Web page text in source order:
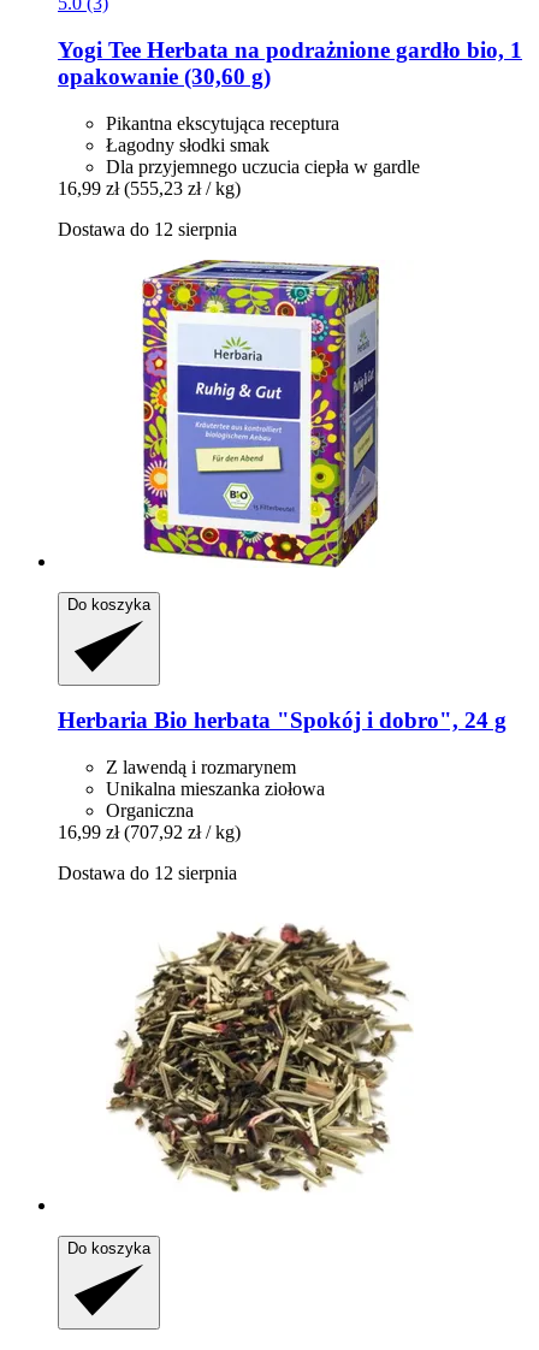
Yogi Tee Herbata na podrażnione gardło bio, 1
opakowanie (30,60 g)
Pikantna ekscytująca receptura
Łagodny słodki smak
Dla przyjemnego uczucia ciepła w gardle
16,99 zł (555,23 zł / kg)
Dostawa do 12 sierpnia
Do koszyka
Herbaria Bio herbata "Spokój i dobro", 24 g
Z lawendą i rozmarynem
Unikalna mieszanka ziołowa
Organiczna
16,99 zł (707,92 zł / kg)
Dostawa do 12 sierpnia
Do koszyka